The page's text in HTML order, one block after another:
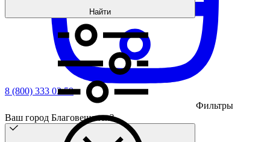
8 (800) 333 03 59
Ваш город Благовещенск?
Найти
Фильтры